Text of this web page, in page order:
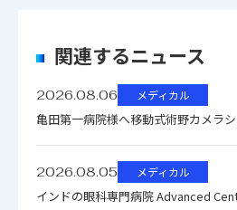
使用温度
電源
AC100～
230V±10％
消費電力 30VA以下
関連するニュース
2026.08.06 メディカル
亀田第一病院様へ移動式術野カメラ
2026.08.05 メディカル
インドの眼科専門病院 Advanced